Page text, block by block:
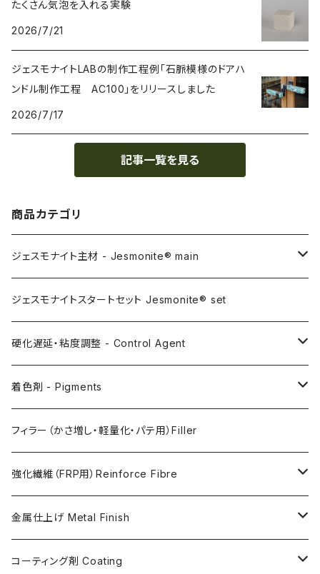
たくさん気泡を入れる実験
2026/7/21
ジェスモナイトLABの制作工程例「石脈模様のドアハ
ンドル制作工程 AC100」をリリースしました
2026/7/17
記事一覧を見る
商品カテゴリ
ジェスモナイト主材 - Jesmonite® main
AC100
AC200
AC730
FLEX METAL
ジェスモナイトスタートセット Jesmonite® set
硬化遅延・粘度調整 - Control Agent
Retarder（硬化遅延剤）
Thixotrope for AC100（増粘・タレ止め剤）
Softener for AC730 (粘度低下剤)
着色剤 - Pigments
Jesmonite製Pigments
日本製Pigments
フィラー（かさ増し・軽量化・パテ用）Filler
強化繊維（FRP用）Reinforce Fibre
ガラス繊維 AC100用
ガラス繊維 AC730用
金属仕上げ Metal Finish
Metal Filler (AC100用金属粉)・鉄粉
コーティング剤 Coating